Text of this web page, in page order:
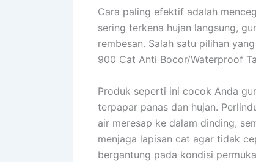
Cara paling efektif adalah
sering terkena hujan langsung,
rembesan. Salah satu pilihan
900 Cat Anti Bocor/Waterproof
Produk seperti ini cocok Anda
terpapar panas dan hujan.
air meresap ke dalam dinding,
menjaga lapisan cat agar tidak
bergantung pada kondisi